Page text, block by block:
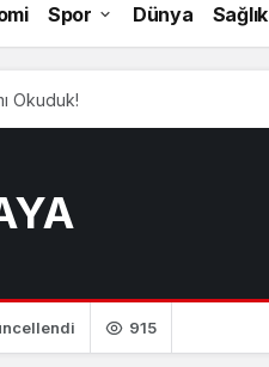
Spor Dünya Sağlık
Okuduk!
915